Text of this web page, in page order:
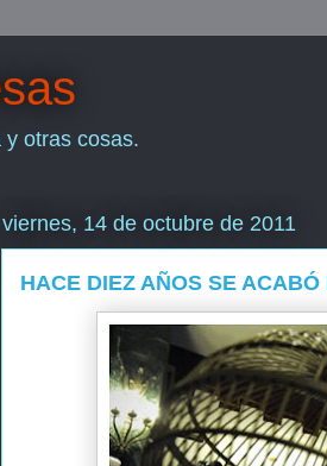
otras cosas.
viernes, 14 de octubre de 2011
HACE DIEZ AÑOS SE